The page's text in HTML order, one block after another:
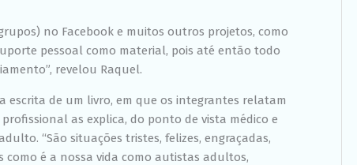
no Facebook e muitos outros projetos, como
pessoal como material, pois até então todo
revelou Raquel.
de um livro, em que os integrantes relatam
as explica, do ponto de vista médico e
“São situações tristes, felizes, engraçadas,
como é a nossa vida como autistas adultos,